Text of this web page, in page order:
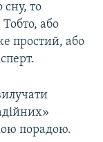
то
або
простий, або
порадою.